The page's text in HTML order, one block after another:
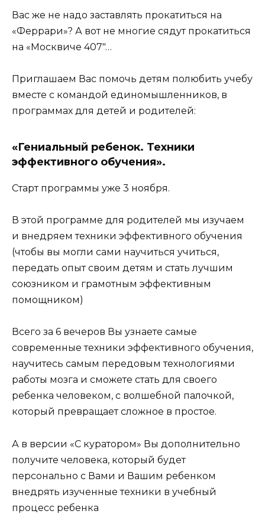
Вас же не надо заставлять прокатиться на
«Феррари»? А вот не многие сядут прокатиться
на «Москвиче 407″…
Приглашаем Вас помочь детям полюбить учебу
вместе с командой единомышленников, в
программах для детей и родителей:
«Гениальный ребенок. Техники
эффективного обучения».
Старт программы уже 3 ноября.
В этой программе для родителей мы изучаем
и внедряем техники эффективного обучения
(чтобы вы могли сами научиться учиться,
передать опыт своим детям и стать лучшим
союзником и грамотным эффективным
помощником)
Всего за 6 вечеров Вы узнаете самые
современные техники эффективного обучения,
научитесь самым передовым технологиями
работы мозга и сможете стать для своего
ребенка человеком, с волшебной палочкой,
который превращает сложное в простое.
А в версии «С куратором» Вы дополнительно
получите человека, который будет
персонально с Вами и Вашим ребенком
внедрять изученные техники в учебный
процесс ребенка